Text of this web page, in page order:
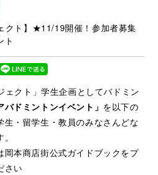
クト】★11/19開催！参加者募集
ト
クト」学生企画としてバドミン
バドミントンイベント」 を以下の
生・留学生・教員のみなさんどな
本商店街公式ガイドブックをプ
さい